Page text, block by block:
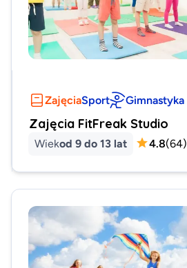
ZajęciaSport Gimnastyka
Zajęcia FitFreak Studio
Wiekod 9 do 13 lat 4.8(64)